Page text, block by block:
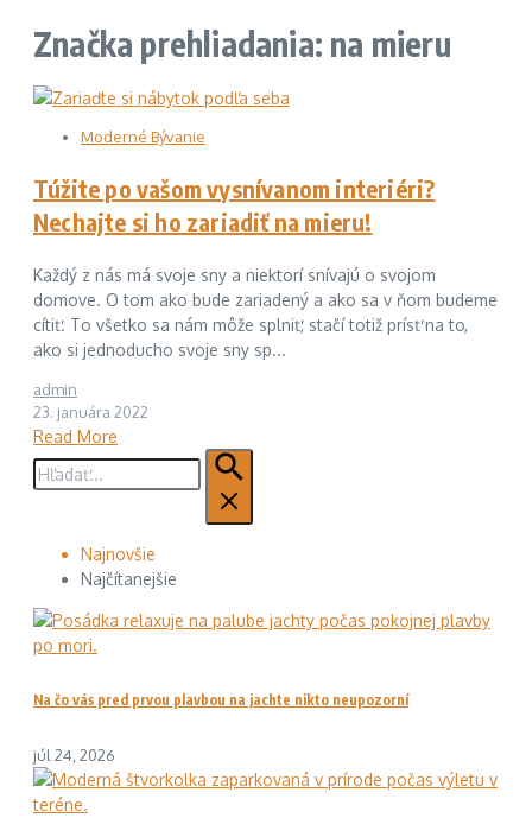
Značka prehliadania: na mieru
Moderné Bývanie
Túžite po vašom vysnívanom interiéri?
Nechajte si ho zariadiť na mieru!
Každý z nás má svoje sny a niektorí snívajú o svojom
domove. O tom ako bude zariadený a ako sa v ňom budeme
cítiť. To všetko sa nám môže splniť, stačí totiž prísť na to,
ako si jednoducho svoje sny sp...
admin
23. januára 2022
Read More
Hľadať:
Najnovšie
Najčítanejšie
Na čo vás pred prvou plavbou na jachte nikto neupozorní
júl 24, 2026